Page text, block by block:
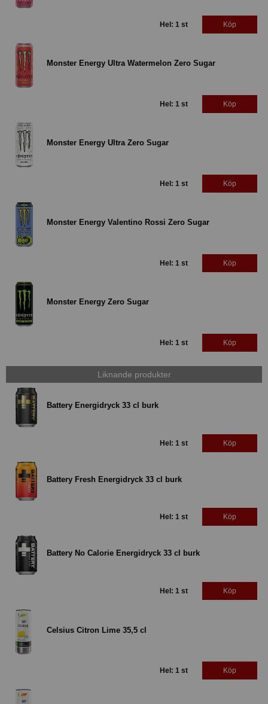
Hel: 1 st Köp
Monster Energy Ultra Watermelon Zero Sugar
Hel: 1 st Köp
Monster Energy Ultra Zero Sugar
Hel: 1 st Köp
Monster Energy Valentino Rossi Zero Sugar
Hel: 1 st Köp
Monster Energy Zero Sugar
Hel: 1 st Köp
Liknande produkter
Battery Energidryck 33 cl burk
Hel: 1 st Köp
Battery Fresh Energidryck 33 cl burk
Hel: 1 st Köp
Battery No Calorie Energidryck 33 cl burk
Hel: 1 st Köp
Celsius Citron Lime 35,5 cl
Hel: 1 st Köp